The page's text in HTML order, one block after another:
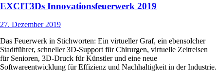
EXCIT3Ds Innovationsfeuerwerk 2019
27. Dezember 2019
Das Feuerwerk in Stichworten: Ein virtueller Graf, ein ebensolcher
Stadtführer, schneller 3D-Support für Chirurgen, virtuelle Zeitreisen
für Senioren, 3D-Druck für Künstler und eine neue
Softwareentwicklung für Effizienz und Nachhaltigkeit in der Industrie.